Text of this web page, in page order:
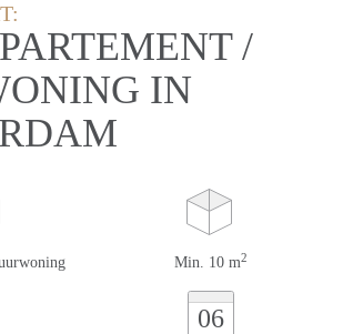
/
IN
Min. 10 m2
06